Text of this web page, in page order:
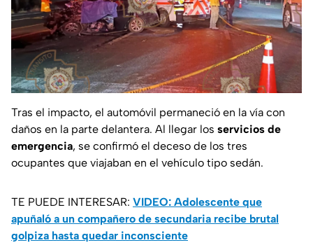
Tras el impacto, el automóvil permaneció en la vía con
daños en la parte delantera. Al llegar los servicios de
emergencia, se confirmó el deceso de los tres
ocupantes que viajaban en el vehículo tipo sedán.
TE PUEDE INTERESAR: VIDEO: Adolescente que
apuñaló a un compañero de secundaria recibe brutal
golpiza hasta quedar inconsciente